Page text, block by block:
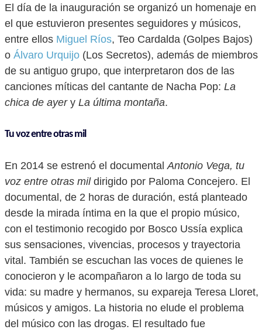
El día de la inauguración se organizó un homenaje en
el que estuvieron presentes seguidores y músicos,
entre ellos Miguel Ríos, Teo Cardalda (Golpes Bajos)
o Álvaro Urquijo (Los Secretos), además de miembros
de su antiguo grupo, que interpretaron dos de las
canciones míticas del cantante de Nacha Pop: La
chica de ayery La última montaña.
Tu voz entre otras mil
En 2014 se estrenó el documentalAntonio Vega, tu
voz entre otras mildirigido por Paloma Concejero. El
documental, de 2 horas de duración, está planteado
desde la mirada íntima en la que el propio músico,
con el testimonio recogido por Bosco Ussía explica
sus sensaciones, vivencias, procesos y trayectoria
vital. También se escuchan las voces de quienes le
conocieron y le acompañaron a lo largo de toda su
vida: su madre y hermanos, su expareja Teresa Lloret,
músicos y amigos. La historia no elude el problema
del músico con las drogas. El resultado fue